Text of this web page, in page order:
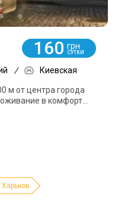
160 грн
СУТКИ
/ Киевская
м от центра города
в комфорт...